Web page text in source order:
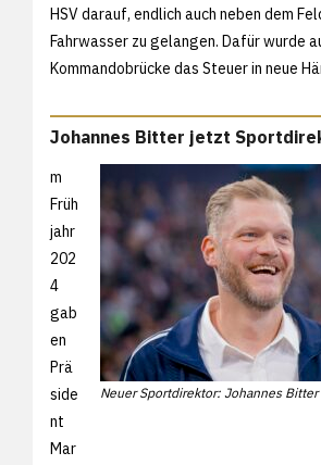
HSV darauf, endlich auch neben dem
Fahrwasser zu gelangen. Dafür wurde
Kommandobrücke das Steuer in neue
Johannes Bitter jetzt
Neuer Sportdirektor: Johannes Bitter
m
Früh
jahr
202
4
gab
en
Prä
side
nt
Mar